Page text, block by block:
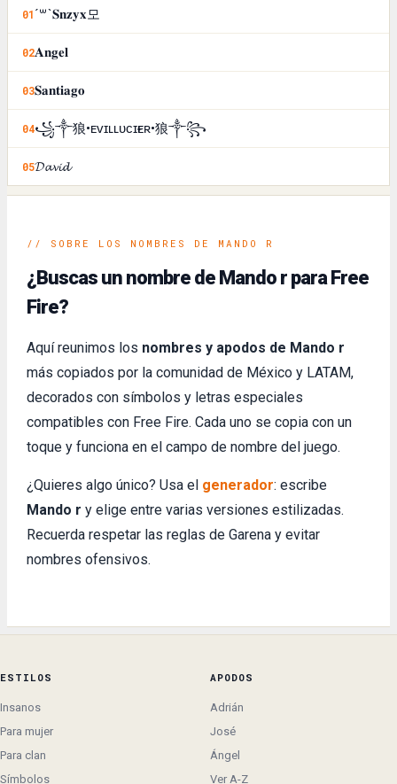
01´꒳`𝐒𝐧𝐳𝐲𝐱모
02𝐀𝐧𝐠𝐞𝐥
03𝐒𝐚𝐧𝐭𝐢𝐚𝐠𝐨
04꧁༒狼•ᴇᴠɪʟㅤʟᴜᴄɪғᴇʀ•狼༒꧂
05𝓓𝓪𝓿𝓲𝓭
// SOBRE LOS NOMBRES DE MANDO R
¿Buscas un nombre de Mando r para Free
Fire?
Aquí reunimos los nombres y apodos de Mando r
más copiados por la comunidad de México y LATAM,
decorados con símbolos y letras especiales
compatibles con Free Fire. Cada uno se copia con un
toque y funciona en el campo de nombre del juego.
¿Quieres algo único? Usa el generador: escribe
Mando r y elige entre varias versiones estilizadas.
Recuerda respetar las reglas de Garena y evitar
nombres ofensivos.
ESTILOS
Insanos
Para mujer
Para clan
Símbolos
APODOS
Adrián
José
Ángel
Ver A-Z